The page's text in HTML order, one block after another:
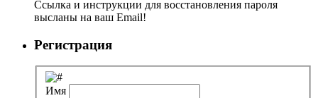
Ссылка и инструкции для восстановления пароля
высланы на ваш Email!
Регистрация
Имя